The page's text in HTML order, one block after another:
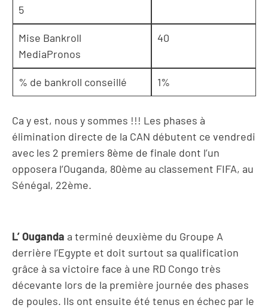
5
Mise Bankroll
MediaPronos
40
% de bankroll conseillé 1%
Ca y est, nous y sommes !!! Les phases à
élimination directe de la CAN débutent ce vendredi
avec les 2 premiers 8ème de finale dont l’un
opposera l’Ouganda, 80ème au classement FIFA, au
Sénégal, 22ème.
L’ Ouganda a terminé deuxième du Groupe A
derrière l’Egypte et doit surtout sa qualification
grâce à sa victoire face à une RD Congo très
décevante lors de la première journée des phases
de poules. Ils ont ensuite été tenus en échec par le